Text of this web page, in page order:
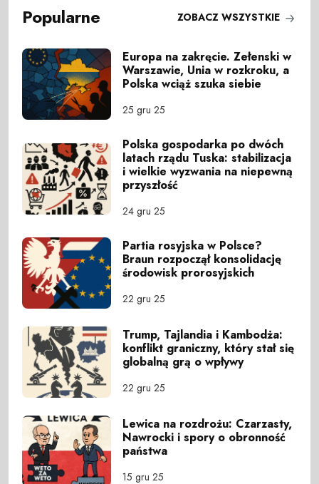
Popularne ZOBACZ WSZYSTKIE
Europa na zakręcie. Zełenski w
Warszawie, Unia w rozkroku, a
Polska wciąż szuka siebie
25 gru 25
Polska gospodarka po dwóch
latach rządu Tuska: stabilizacja
i wielkie wyzwania na niepewną
przyszłość
24 gru 25
Partia rosyjska w Polsce?
Braun rozpoczął konsolidację
środowisk prorosyjskich
22 gru 25
Trump, Tajlandia i Kambodża:
konflikt graniczny, który stał się
globalną grą o wpływy
22 gru 25
Lewica na rozdrożu: Czarzasty,
Nawrocki i spory o obronność
państwa
15 gru 25